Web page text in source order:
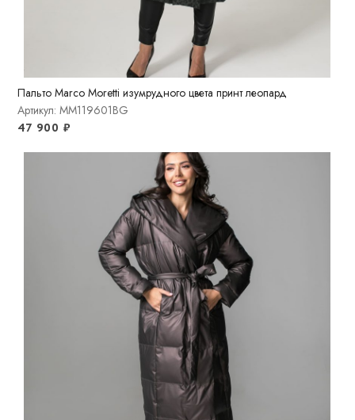
Пальто Marco Moretti изумрудного цвета принт леопард
Артикул: MM119601BG
47 900 ₽